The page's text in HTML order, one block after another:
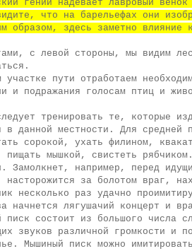
гений надевает лавровый
что на барельефах они
образом, здесь заметно влияние
с левой стороны, мы видим
участке пути отработаем
и подражания голосам птиц и
тренировать те, которые
в данной местности. Для средней
сорокой, ухать филином,
пищать мышкой, свистеть
Замолкнет, например, перед
насторожится за болотом враг,
несколько раз удачно
начнется лягушачий концерт и
писк состоит из большого числа
звуков различной громкости и
Мышиный писк можно